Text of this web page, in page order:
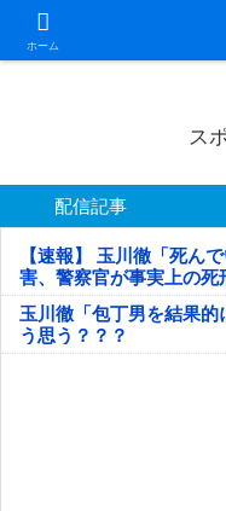
ホーム日本第一！ニュー
ス
配信記事
【速報】 玉川徹「死ん
害、警察官が事実上の死
玉川徹「包丁男を結果
う思う？？？